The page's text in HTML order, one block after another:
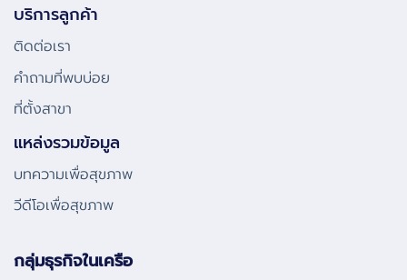
บริการลูกค้า
ติดต่อเรา
คําถามที่พบบ่อย
ที่ตั้งสาขา
แหล่งรวมข้อมูล
บทความเพื่อสุขภาพ
วีดีโอเพื่อสุขภาพ
กลุ่มธุรกิจในเครือ